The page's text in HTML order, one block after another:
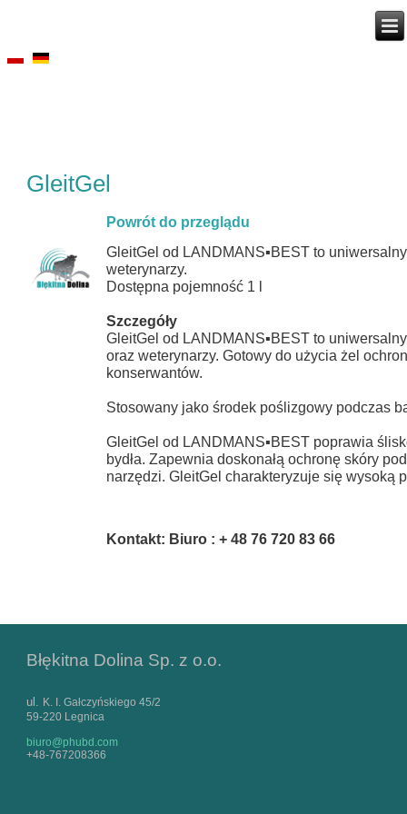
GleitGel
Powrót do przeglądu
GleitGel od LANDMANS▪BEST to
weterynarzy.
Dostępna pojemność 1 l
Szczegóły
GleitGel od LANDMANS▪BEST to
oraz weterynarzy. Gotowy do użycia żel
konserwantów.
Stosowany jako środek poślizgowy podczas
GleitGel od LANDMANS▪BEST poprawia
bydła. Zapewnia doskonałą ochronę skóry
narzędzi. GleitGel charakteryzuje się
Kontakt: Biuro : + 48 76 720 83 66
Błękitna Dolina Sp. z o.o.
ul.
K. I. Gałczyńskiego 45/2
59-220 Legnica
biuro@phubd.com
+48-767208366